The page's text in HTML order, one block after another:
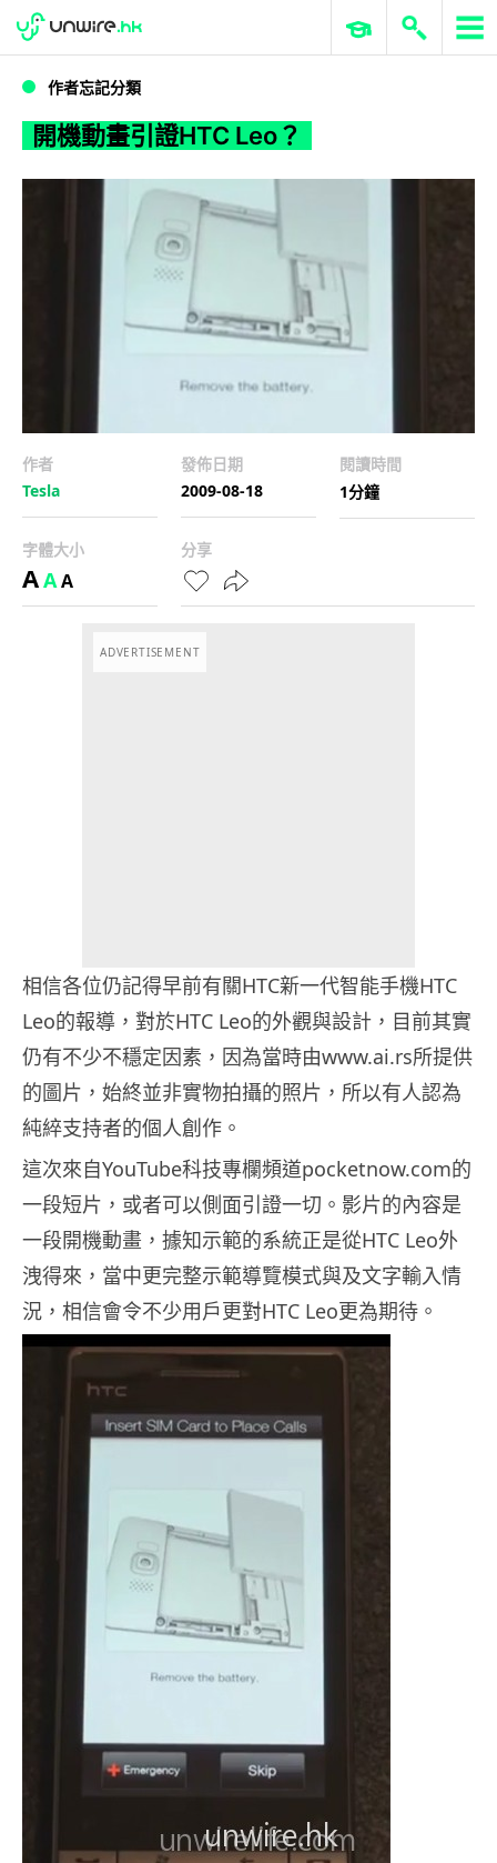
開機動畫引證HTC Leo？
WWDC 2026 ERP 與商業 AI
作者忘記分類
開機動畫引證HTC Leo？
作者
Tesla
發佈日期
2009-08-18
閱讀時間
1分鐘
字體大小
AAA
分享
ADVERTISEMENT
相信各位仍記得早前有關HTC新一代智能手機HTC
Leo的報導，對於HTC Leo的外觀與設計，目前其實
仍有不少不穩定因素，因為當時由www.ai.rs所提供
的圖片，始終並非實物拍攝的照片，所以有人認為
純綷支持者的個人創作。
這次來自YouTube科技專欄頻道pocketnow.com的
一段短片，或者可以側面引證一切。影片的內容是
一段開機動畫，據知示範的系統正是從HTC Leo外
洩得來，當中更完整示範導覽模式與及文字輸入情
況，相信會令不少用戶更對HTC Leo更為期待。